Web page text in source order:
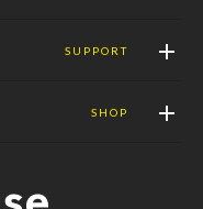
SUPPORT
SHOP